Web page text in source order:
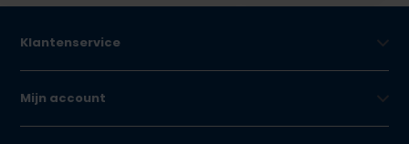
Klantenservice
Mijn account